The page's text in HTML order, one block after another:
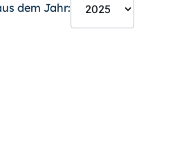
dem Jahr: